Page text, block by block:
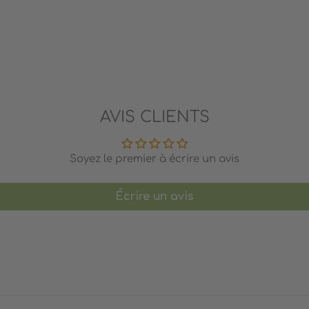
AVIS CLIENTS
Soyez le premier à écrire un avis
Écrire un avis